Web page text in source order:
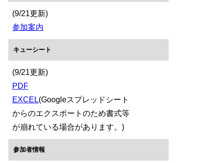
(9/21更新)
参加案内
キューシート
(9/21更新)
PDF
EXCEL(Googleスプレッドシート
からのエクスポートのため書式等
が崩れている場合があります。)
参加者情報